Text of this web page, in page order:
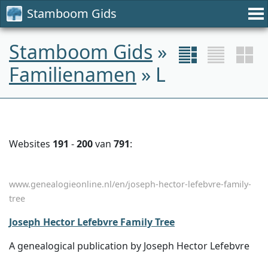
Stamboom Gids
Stamboom Gids »
Familienamen » L
Websites 191 -200van 791:
www.genealogieonline.nl/en/joseph-hector-lefebvre-family-
tree
Joseph Hector Lefebvre Family Tree
A genealogical publication by Joseph Hector Lefebvre